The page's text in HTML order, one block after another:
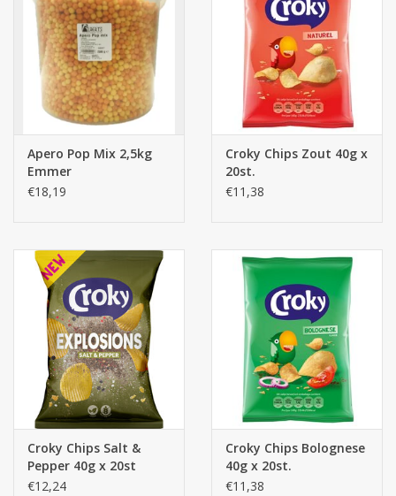
Apero Pop Mix 2,5kg
Emmer
€18,19
Croky Chips Zout 40g x
20st.
€11,38
Croky Chips Salt &
Pepper 40g x 20st
€12,24
Croky Chips Bolognese
40g x 20st.
€11,38